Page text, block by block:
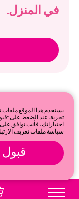
في المنزل.
يستخدم هذا الموقع
تجربة. عند الضغط على
اختياراتك، فأنت توافق
سياسة ملفات تعريف
قبول